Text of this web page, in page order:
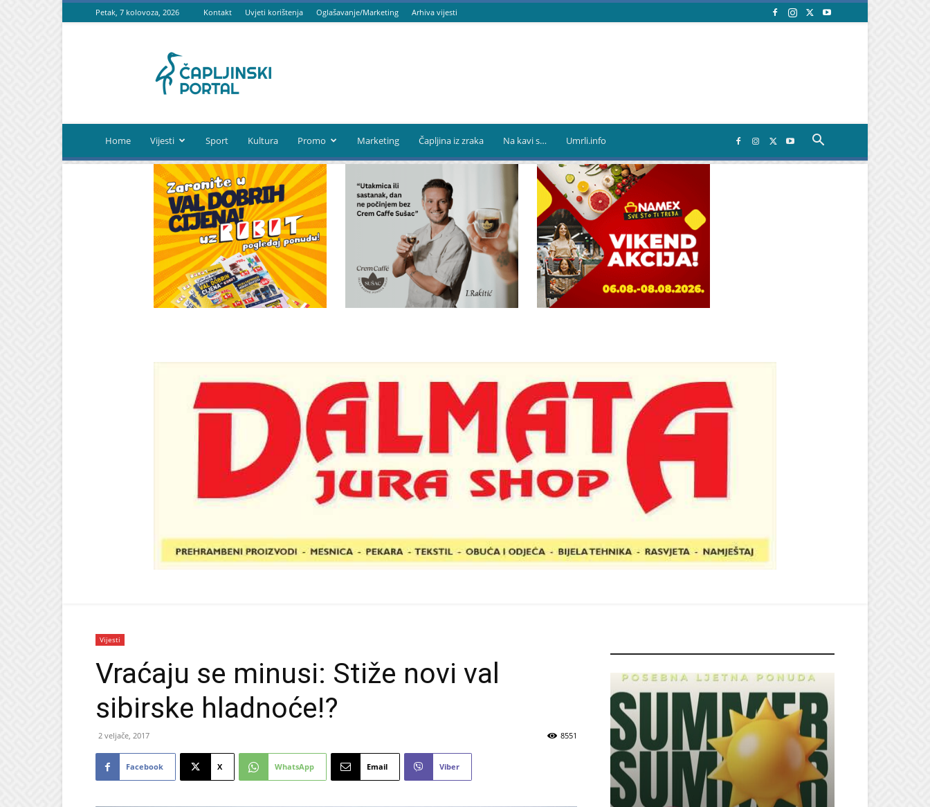
Petak, 7 kolovoza, 2026 Kontakt Uvjeti korištenja Oglašavanje/Marketing Arhiva vijesti
portal
Home Vijesti Sport Kultura Promo Marketing Čapljina iz zraka Na kavi s… Umrli.info
Vijesti
Vraćaju se minusi: Stiže novi val
sibirske hladnoće!?
2 veljače, 2017 8551
Facebook X WhatsApp Email Viber